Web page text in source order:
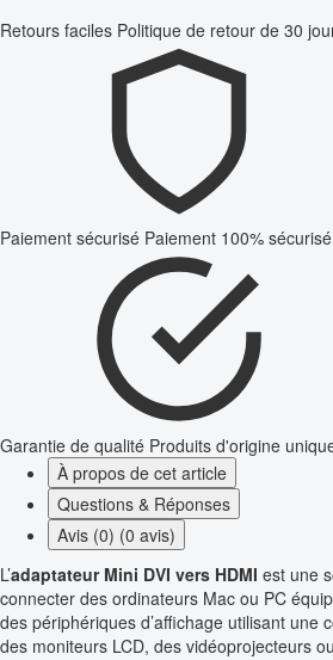
Retours faciles Politique de retour de 30
Paiement sécurisé Paiement 100% sécurisé
Garantie de qualité Produits d'origine
À propos de cet article
Questions & Réponses
Avis (0) (0 avis)
L’adaptateur Mini DVI vers HDMI est une
connecter des ordinateurs Mac ou PC
des périphériques d’affichage utilisant une
des moniteurs LCD, des vidéoprojecteurs